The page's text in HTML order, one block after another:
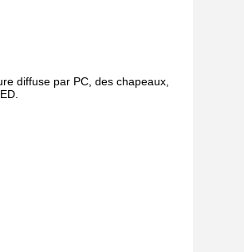
diffuse par PC, des chapeaux,